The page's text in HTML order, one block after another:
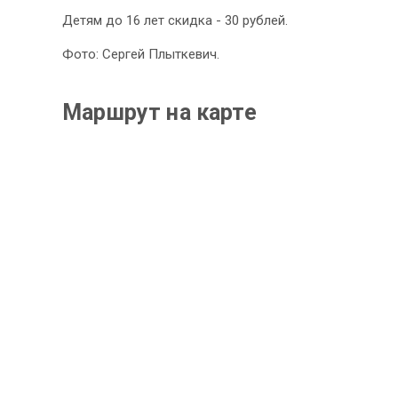
Детям до 16 лет скидка - 30 рублей.
Фото: Сергей Плыткевич.
Маршрут на карте